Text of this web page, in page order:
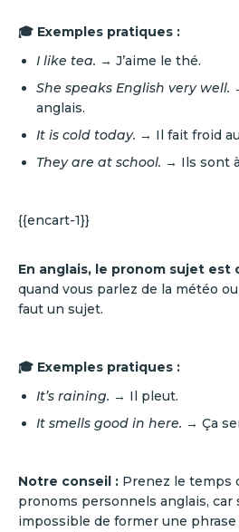
🎓 Exemples pratiques :
I like tea. → J’aime le thé.
She speaks English very well.
anglais.
It is cold today. → Il fait froid
They are at school. → Ils sont à
{{encart-1}}
En anglais, le pronom sujet est
quand vous parlez de la météo
faut un sujet.
🎓 Exemples pratiques :
It’s raining. → Il pleut.
It smells good in here. → Ça
‍‍Notre conseil : Prenez le temps
pronoms personnels anglais, car
impossible de former une